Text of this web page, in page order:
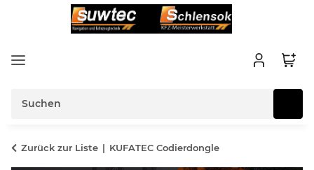
Zurück zur Liste KUFATEC Codierdongle